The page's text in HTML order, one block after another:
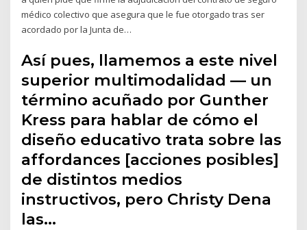
médico colectivo que asegura que le fue otorgado tras ser
acordado por la Junta de…
Así pues, llamemos a este nivel
superior multimodalidad — un
término acuñado por Gunther
Kress para hablar de cómo el
diseño educativo trata sobre las
affordances [acciones posibles]
de distintos medios
instructivos, pero Christy Dena
las…